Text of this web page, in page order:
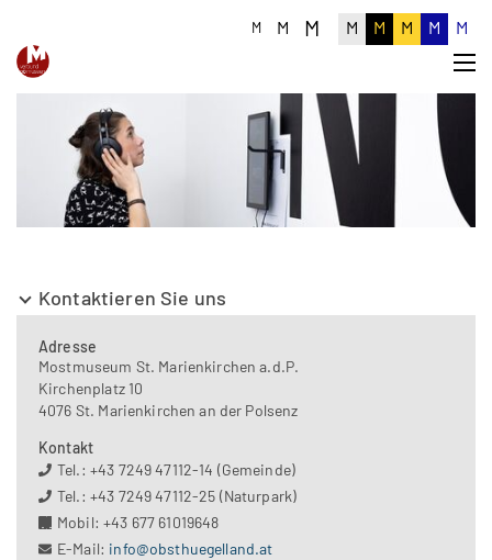
M M M M M M M M
Kontaktieren Sie uns
Adresse
Mostmuseum St. Marienkirchen a.d.P.
Kirchenplatz 10
4076 St. Marienkirchen an der Polsenz
Kontakt
Tel.: +43 7249 47112-14 (Gemeinde)
Tel.: +43 7249 47112-25 (Naturpark)
Mobil: +43 677 61019648
E-Mail: info@obsthuegelland.at